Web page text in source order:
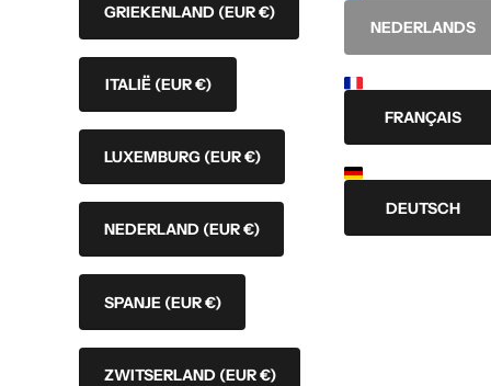
GRIEKENLAND (EUR €)
ITALIË (EUR €)
LUXEMBURG (EUR €)
NEDERLAND (EUR €)
SPANJE (EUR €)
ZWITSERLAND (EUR €)
NEDERLANDS
FRANÇAIS
DEUTSCH